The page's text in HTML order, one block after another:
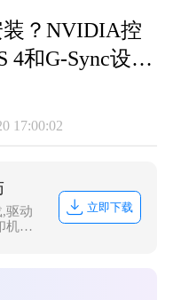
装？NVIDIA控
4和G-Sync设置
17:00:02
驱动
机驱
立即下载